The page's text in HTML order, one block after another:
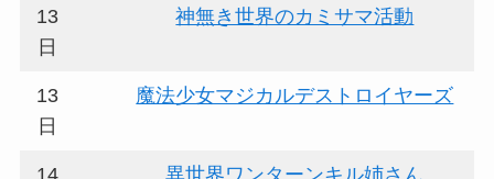
13
日
神無き世界のカミサマ活動
13
日
魔法少女マジカルデストロイヤーズ